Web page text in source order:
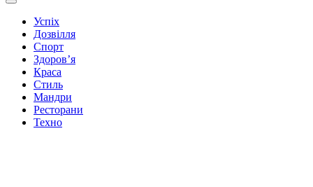
Успіх
Дозвілля
Спорт
Здоров’я
Краса
Стиль
Мандри
Ресторани
Техно